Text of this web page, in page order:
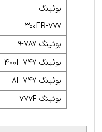
بوئینگ
۷۷۷-۳۰۰ER
بوئینگ ۷۸۷-۹
بوئینگ ۷۴۷-۴۰۰F
بوئینگ ۷۴۷-۸F
بوئینگ ۷۷۷F